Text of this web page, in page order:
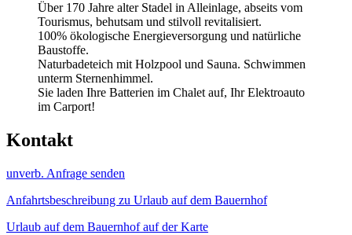
Über 170 Jahre alter Stadel in Alleinlage, abseits vom
Tourismus, behutsam und stilvoll revitalisiert.
100% ökologische Energieversorgung und natürliche
Baustoffe.
Naturbadeteich mit Holzpool und Sauna. Schwimmen
unterm Sternenhimmel.
Sie laden Ihre Batterien im Chalet auf, Ihr Elektroauto
im Carport!
Kontakt
unverb. Anfrage senden
Anfahrtsbeschreibung zu Urlaub auf dem Bauernhof
Urlaub auf dem Bauernhof auf der Karte